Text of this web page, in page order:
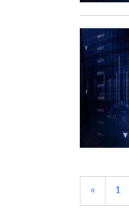
« 1